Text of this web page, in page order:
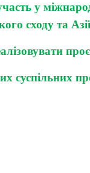
у
сходу та
суспільних